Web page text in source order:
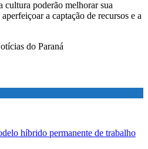
cultura poderão melhorar sua
a captação de recursos e a
do Paraná
híbrido permanente de trabalho